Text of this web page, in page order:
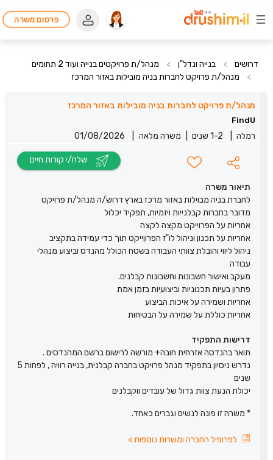
פרסום משרה
דרושים > בנייה ונדל"ן >
מנהל/ת פרויקטים בנייה ועוד 2 תחומים
>
מנהל/ת פרויקט לחברות בניה מובילות באזור המרכז
מנהל/ת פרויקט לחברות בניה מובילות באזור המרכז
FindU
רמלה 1-2 שנים משרה מלאה 01/08/2026
תיאור משרה
לחברת בניה מבוילות באזור מרכז בארץ דרוש/ה מנהל/ת פרויקט
מדובר בחברות קבלנייות ויזמיות, תפקיד יכלול
אחריות על הפרוייקט מקצה לקצה
אחריות על תכנון וניהול לו"ז הפרוןייקט תוך כדי עמידה בתקציב
ניהול ליווי והובלת צוותי העבודה בשטח הכולל מהנדס וביצוע מנהלי
עבודה
מעקב ואישור חשבונות וחשבונות קבלנים.
פתרון בעיות תכנוניות וביצועיות בזמן אמת
אחריות ושמירה על איכות הביצוע
אחריות כוללת על שמירה על הבטיחות
דרישות התפקיד
תואר בהנדסה אזרחית חובה+ מורשה לרישום ברשם המהנדסים .
נדרש ניסיון בתפקיד מנהל פרויקט בחברה קבלנית, בנייה רוויה , לפחות 5
שנים
יכולת הנעת צוות גדול של עובדים ווקבלנים
* משרה זו פונה לנשים וגברים כאחד.
לפרופיל החברה ומשרות נוספות>